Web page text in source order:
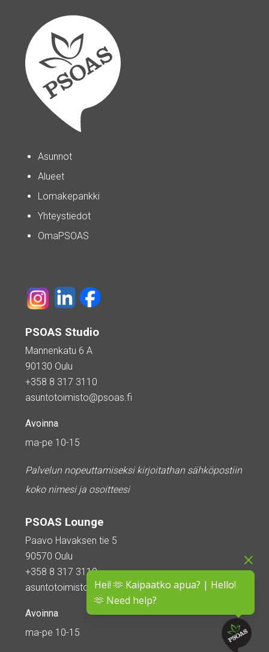
Hei! 🫶 Kaipaatko apua? | Hello!
🫶 Need help?
Asunnot
Alueet
Lomakepankki
Yhteystiedot
OmaPSOAS
PSOAS Studio
Mannenkatu 6 A
90130 Oulu
+358 8 317 3110
asuntotoimisto@psoas.fi
Avoinna
ma-pe 10-15
Palvelun nopeuttamiseksi kirjoitathan sähköpostiin
koko nimesi ja osoitteesi
PSOAS Lounge
Paavo Havaksen tie 5
90570 Oulu
+358 8 317 3110
asuntotoimisto@psoas.fi
Avoinna
ma-pe 10-15